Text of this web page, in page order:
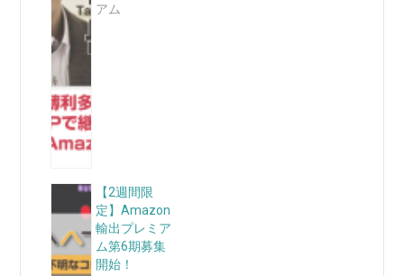
アム
【2週間限
定】Amazon
輸出プレミア
ム第6期募集
開始！